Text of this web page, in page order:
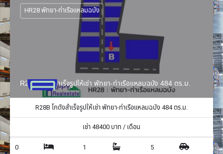
R28B โกดังสำเร็จรูปให้เช่า พัทยา-ท่าเรือแหลมฉบัง 484 ตร.ม.
HR28 พัทยา-ท่าเรือแหลมฉบัง
R28B โกดังสำเร็จรูปให้เช่า พัทยา-ท่าเรือแหลมฉบัง 484 ตร.ม.
เช่า48400 บาท / เดือน
0 1 5